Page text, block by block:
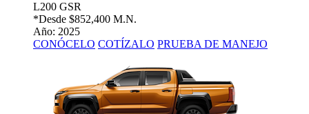
L200 GSR
*Desde $852,400 M.N.
Año: 2025
CONÓCELO COTÍZALO PRUEBA DE MANEJO